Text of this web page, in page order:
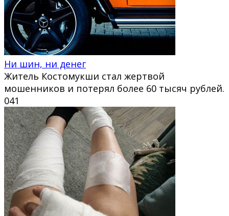
Ни шин, ни денег
Житель Костомукши стал жертвой
мошенников и потерял более 60 тысяч рублей.
041